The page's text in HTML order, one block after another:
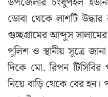
ডোবা থেকে লাশটি
গুচ্ছগ্রামের আব্দুস
পুলিশ ও স্থানীয় সূত্রে
দিকে মো. রিপন
নিয়ে বাড়ি থেকে বের হন।